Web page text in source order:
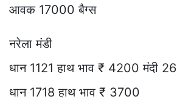
आवक 17000 बैग्स
नरेला मंडी
धान 1121 हाथ भाव ₹ 4200 मंदी 26
धान 1718 हाथ भाव ₹ 3700